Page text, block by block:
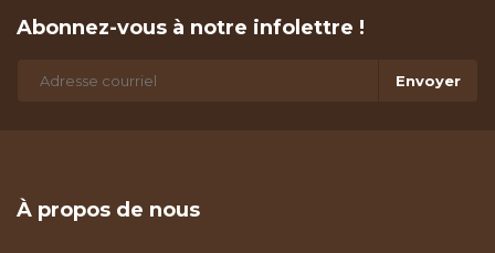
Abonnez-vous à notre infolettre !
Envoyer
À propos de nous